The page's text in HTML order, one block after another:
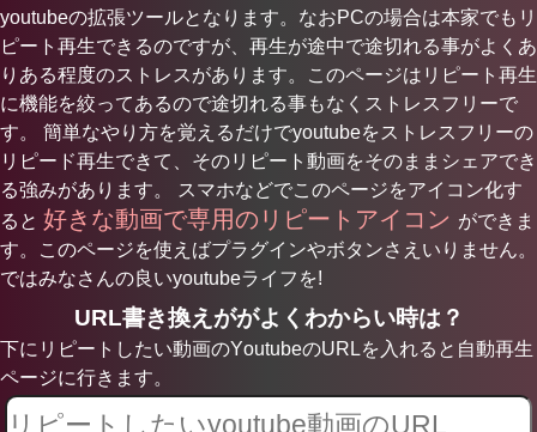
youtubeの拡張ツールとなります。なおPCの場合は本家でもリ
ピート再生できるのですが、再生が途中で途切れる事がよくあ
りある程度のストレスがあります。このページはリピート再生
に機能を絞ってあるので途切れる事もなくストレスフリーで
す。 簡単なやり方を覚えるだけでyoutubeをストレスフリーの
リピード再生できて、そのリピート動画をそのままシェアでき
る強みがあります。 スマホなどでこのページをアイコン化す
ると 好きな動画で専用のリピートアイコン ができま
す。このページを使えばプラグインやボタンさえいりません。
ではみなさんの良いyoutubeライフを!
URL書き換えががよくわからい時は？
下にリピートしたい動画のYoutubeのURLを入れると自動再生
ページに行きます。